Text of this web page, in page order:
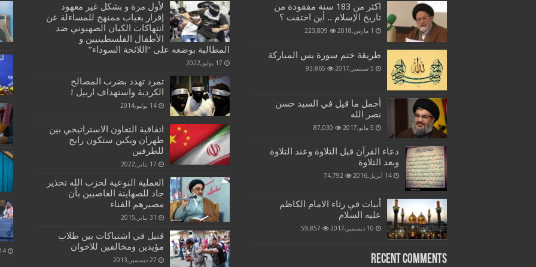
اكثر من 183 سنة مفقودة من
تاريخ الإسلام .. أين اختفت ؟
1 مارس,2018 223,809
طريقة ختم سورة يس المباركة
5 سبتمبر,2017 93,865
أجمل ما قيل في السيد حسن
نصر الله
5 مايو,2017 87,030
دعاء القرآن قبل التلاوة وعند التلاوة
وبعد التلاوة
14 أبريل,2016 74,792
أبيات في رثاء الامام الكاظم
عليه السلام
10 ديسمبر,2017 59,857
Recent Comments
لأول مرة و بشكل غير معهود
إقرار بغياب ممنهج للمساءلة عن
انتهاكات الكيان الصهيوني ضد
الأطفال الفلسطينيين و
المطالبة بوضعه على “اللائحة السوداء”
17 يوليو,2022
تمرد تهدد بضرب المصالح
الكردية واستهداف اربيل !
14 يوليو,2014
اتفاقية التعاون الاستراتيجي بين
طهران وبكين ستكون رابح
للطرفين
17 يناير,2022
العملية النوعية لحزب الله تحذير
جاد للصهاينة الغاصبين بأن
مصيرهم الفناء
31 يناير,2015
قتيل في اشتباكات بين طلاب
مؤيدين ومخالفين للاخوان
27 ديسمبر,2013